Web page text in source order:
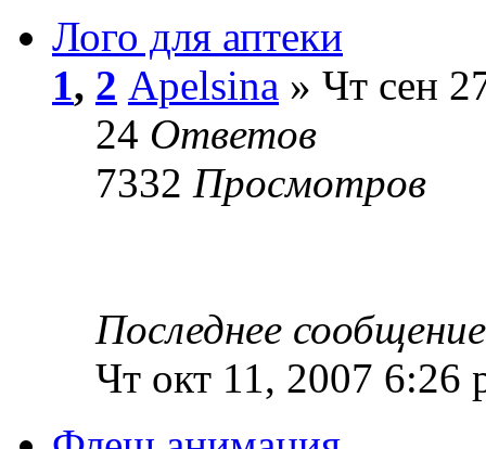
Лого для аптеки
1, 2 Apelsina » Чт сен
24 Ответов
7332 Просмотров
Последнее
Чт окт 11, 2007 6:26